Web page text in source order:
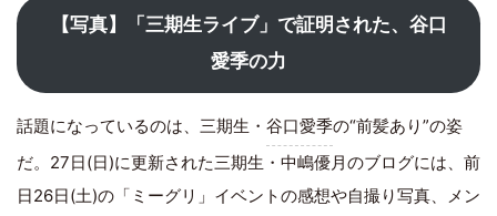
【写真】「三期生ライブ」で証明された、谷口
愛季の力
話題になっているのは、三期生・ 谷口愛季の“前髪あり”の姿
だ。27日(日)に更新された三期生・中嶋優月のブログには、前
日26日(土)の「ミーグリ」イベントの感想や自撮り写真、メン